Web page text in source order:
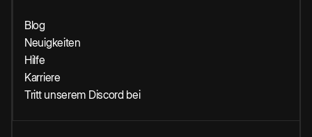
Blog
Neuigkeiten
Hilfe
Karriere
Tritt unserem Discord bei